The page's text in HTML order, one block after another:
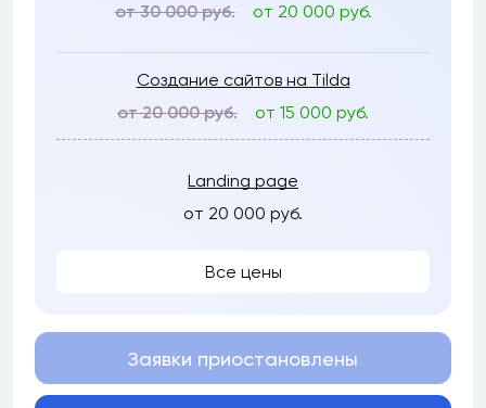
от 30 000 руб.
от 20 000 руб.
Создание сайтов на Tilda
от 20 000 руб.
от 15 000 руб.
Landing page
от 20 000 руб.
Все цены
Заявки приостановлены